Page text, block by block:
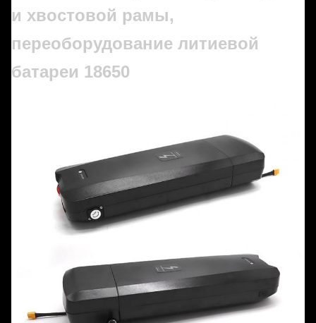
и хвостовой рамы,
переоборудование литиевой
батареи 18650